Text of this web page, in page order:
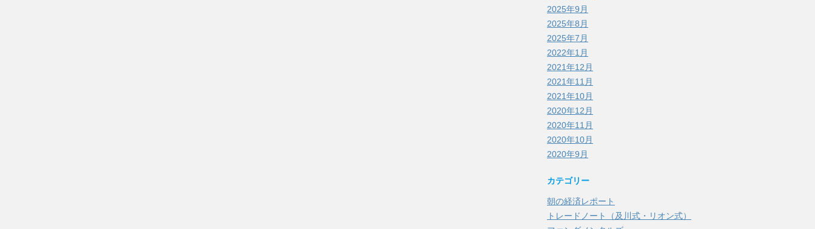
2025年9月
2025年8月
2025年7月
2022年1月
2021年12月
2021年11月
2021年10月
2020年12月
2020年11月
2020年10月
2020年9月
カテゴリー
朝の経済レポート
トレードノート（及川式・リオン式）